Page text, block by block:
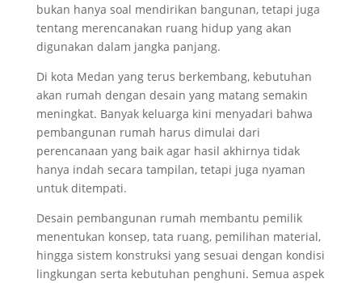
bukan hanya soal mendirikan bangunan, tetapi juga
tentang merencanakan ruang hidup yang akan
digunakan dalam jangka panjang.
Di kota Medan yang terus berkembang, kebutuhan
akan rumah dengan desain yang matang semakin
meningkat. Banyak keluarga kini menyadari bahwa
pembangunan rumah harus dimulai dari
perencanaan yang baik agar hasil akhirnya tidak
hanya indah secara tampilan, tetapi juga nyaman
untuk ditempati.
Desain pembangunan rumah membantu pemilik
menentukan konsep, tata ruang, pemilihan material,
hingga sistem konstruksi yang sesuai dengan kondisi
lingkungan serta kebutuhan penghuni. Semua aspek